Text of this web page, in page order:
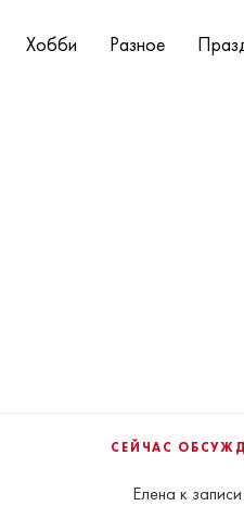
Хобби Разное
СЕЙЧАС
Елена к записи